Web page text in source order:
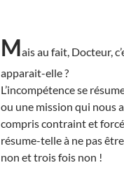
Mais au fait, Docteur,
apparait-elle ?
L’incompétence se
ou une mission qui nous
compris contraint et
résume-telle à ne pas
non et trois fois non !